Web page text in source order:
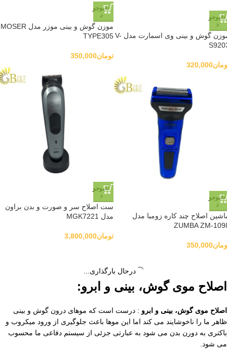
ناموجو
د
موزن گوش و بینی موزر مدل MOSER
TYPE305
تومان350,000
ناموجو
د
موزن گوش و بینی وی اسمارت مدل V-
320,000
ناموجو
د
ست اصلاح سر و صورت و بدن براون
مدل MGK7221
تومان3,800,000
ناموجو
د
اصلاح چند کاره زومبا مدل
ZUMBA ZM-
350,000
درحال بارگذاری...
اصلاح موی گوش، بینی و ابرو:
اصلاح موی گوش، بینی و ابرو : درست است که موهای درون گوش و بینی
ظاهر ما را ناخوشایند می کند اما این موها باعث جلوگیری از ورود میکروب و
باکتری به دورن بدن می شود به عبارتی جزئی از سیستم دفاعی ما محسوب
می شود.